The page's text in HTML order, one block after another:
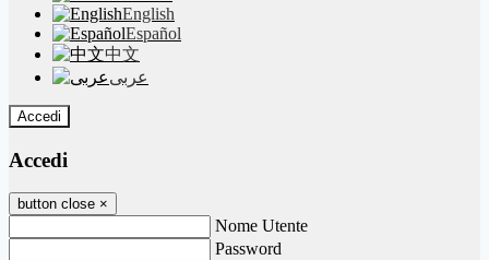
English
Español
中文
عربى
Accedi
Accedi
button close ×
Nome Utente
Password